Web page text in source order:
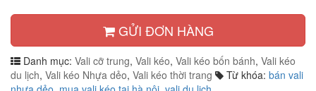
GỬI ĐƠN HÀNG
Danh mục: Vali cỡ trung, Vali kéo, Vali kéo bốn bánh, Vali kéo
du lịch, Vali kéo Nhựa dẻo, Vali kéo thời trang Từ khóa: bán vali